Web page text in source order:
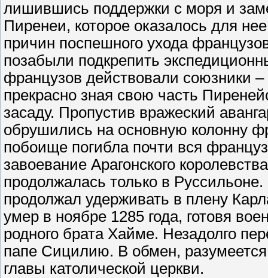
лишившись поддержки с моря и
Пиренеи, которое оказалось для
причин поспешного ухода
позабыли подкрепить
французов действовали союзники
прекрасно зная свою часть
засаду. Пропустив вражеский
обрушились на основную колонну
побоище погибла почти вся
завоевание Арагонского
продолжалась только в
продолжал удерживать в плену
умер в ноябре 1285 года, готовя
родного брата Хайме. Незадолго
папе Сицилию. В обмен,
главы католической церкви.